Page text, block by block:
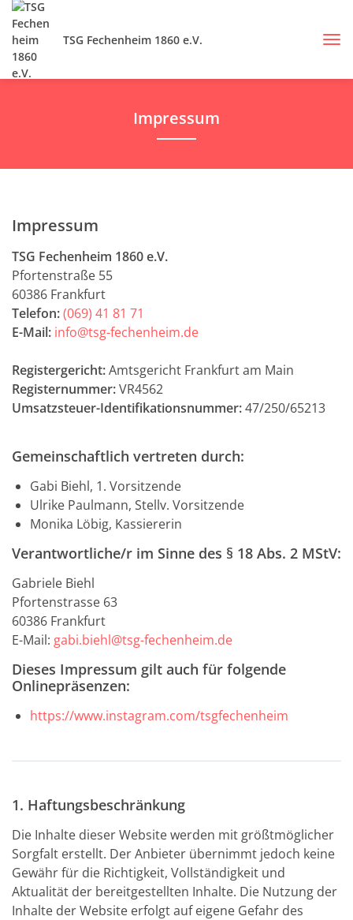
TSG Fechenheim 1860 e.V.
Impressum
Impressum
TSG Fechenheim 1860 e.V.
Pfortenstraße 55
60386 Frankfurt
Telefon:(069) 41 81 71
E-Mail: info@tsg-fechenheim.de
Registergericht:Amtsgericht Frankfurt am Main
Registernummer:VR4562
Umsatzsteuer-Identifikationsnummer:47/250/65213
Gemeinschaftlich vertreten durch:
Gabi Biehl, 1. Vorsitzende
Ulrike Paulmann, Stellv. Vorsitzende
Monika Löbig, Kassiererin
Verantwortliche/r im Sinne des § 18 Abs. 2 MStV:
Gabriele Biehl
Pfortenstrasse 63
60386 Frankfurt
E-Mail: gabi.biehl@tsg-fechenheim.de
Dieses Impressum gilt auch für folgende
Onlinepräsenzen:
https://www.instagram.com/tsgfechenheim
1. Haftungsbeschränkung
Die Inhalte dieser Website werden mit größtmöglicher
Sorgfalt erstellt. Der Anbieter übernimmt jedoch keine
Gewähr für die Richtigkeit, Vollständigkeit und
Aktualität der bereitgestellten Inhalte. Die Nutzung der
Inhalte der Website erfolgt auf eigene Gefahr des